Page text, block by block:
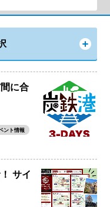
に合
ント情報
サイ